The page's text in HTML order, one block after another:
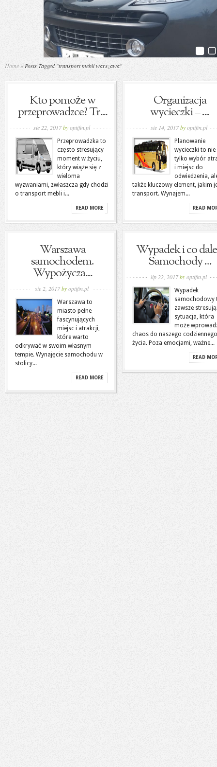
Home » Posts Tagged "transport mebli warszawa"
Kto pomoże w
przeprowadzce? Tr...
sie 22, 2017by optifin.pl
Przeprowadzka to
często stresujący
moment w życiu,
który wiąże się z
wieloma
wyzwaniami, zwłaszcza gdy chodzi
o transport mebli i...
READ MORE
Organizacja
wycieczki – ...
sie 14, 2017by optifin.pl
Planowanie
wycieczki to nie
tylko wybór
i miejsc do
odwiedzenia,
także kluczowy element, jakim
transport. Wynajem...
READ
Warszawa
samochodem.
Wypożycza...
sie 2, 2017by optifin.pl
Warszawa to
miasto pełne
fascynujących
miejsc i atrakcji,
które warto
odkrywać w swoim własnym
tempie. Wynajęcie samochodu w
stolicy...
READ MORE
Wypadek i co
Samochody ...
lip 22, 2017byoptifin.pl
Wypadek
samochodowy
zawsze
sytuacja, która
może
chaos do naszego codziennego
życia. Poza emocjami, ważne...
READ